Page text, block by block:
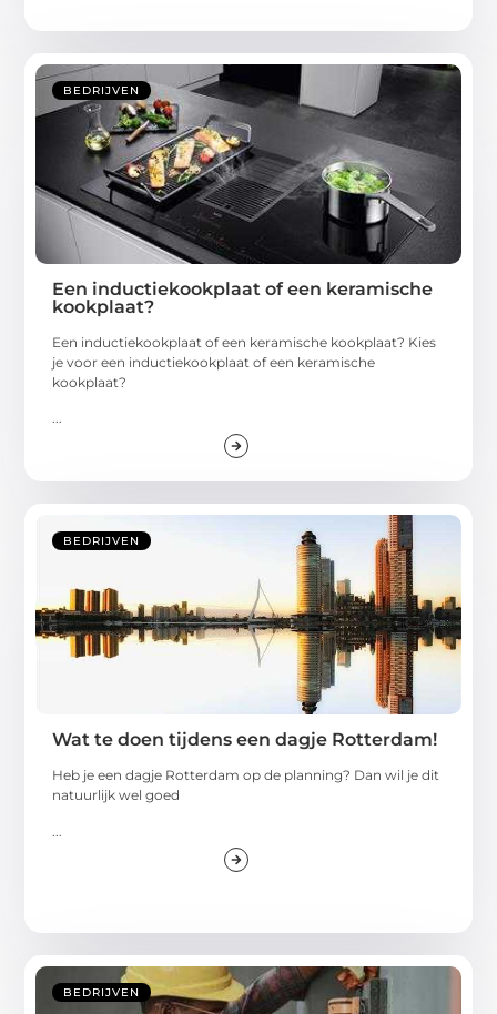
BEDRIJVEN
Een inductiekookplaat of een keramische
kookplaat?
Een inductiekookplaat of een keramische kookplaat? Kies
je voor een inductiekookplaat of een keramische
kookplaat?
...
BEDRIJVEN
Wat te doen tijdens een dagje Rotterdam!
Heb je een dagje Rotterdam op de planning? Dan wil je dit
natuurlijk wel goed
BEDRIJVEN